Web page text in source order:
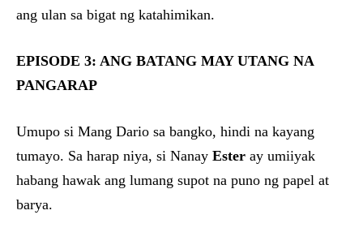
ang ulan sa bigat ng katahimikan.
EPISODE 3: ANG BATANG MAY UTANG NA
PANGARAP
Umupo si Mang Dario sa bangko, hindi na kayang
tumayo. Sa harap niya, si Nanay Ester ay umiiyak
habang hawak ang lumang supot na puno ng papel at
barya.